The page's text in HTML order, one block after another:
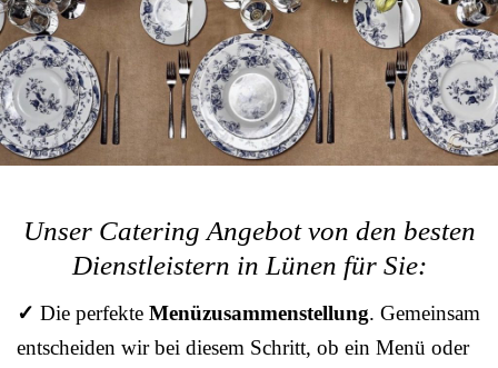
Unser Catering Angebot von den besten
Dienstleistern in Lünen für Sie:
✓ Die perfekte Menüzusammenstellung. Gemeinsam
entscheiden wir bei diesem Schritt, ob ein Menü oder